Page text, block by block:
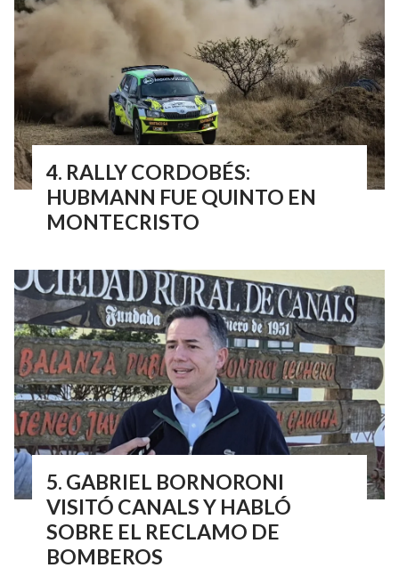
RALLY CORDOBÉS:
HUBMANN FUE QUINTO EN
MONTECRISTO
GABRIEL BORNORONI
VISITÓ CANALS Y HABLÓ
SOBRE EL RECLAMO DE
BOMBEROS